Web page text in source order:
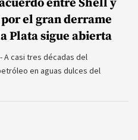
el gran derrame
Plata sigue abierta
A casi tres décadas del
en aguas dulces del